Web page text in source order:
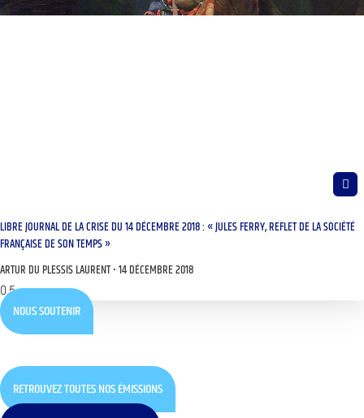
LIBRE JOURNAL DE LA CRISE DU 14 DÉCEMBRE 2018 : « JULES FERRY, REFLET DE LA SOCIÉTÉ
FRANÇAISE DE SON TEMPS »
ARTUR DU PLESSIS LAURENT 14 DÉCEMBRE 2018
NOUS SOUTENIR
RETROUVEZ TOUTES NOS ÉMISSIONS